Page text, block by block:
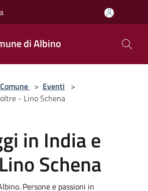
di Albino
> Eventi >
- Lino Schena
in India e
Schena
Persone e passioni in